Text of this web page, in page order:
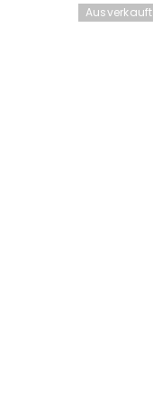
Ausverkauft